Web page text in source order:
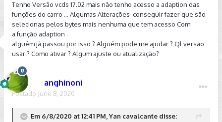
Tenho Versão vcds 17.02 mais não tenho acesso a adaption das
funções do carro ... Algumas Alterações conseguir fazer que são
selecionas pelos bytes mais nenhuma que tem acesso Com
a função adaption .
alguém já passou por isso ? Alguém pode me ajudar ? Ql versão
usar ? Como ativar ? Algum ajuste ou atualização?
anghinoni
Postado June 8, 2020
Em 6/8/2020 at 12:41 PM, Yan cavalcante disse: